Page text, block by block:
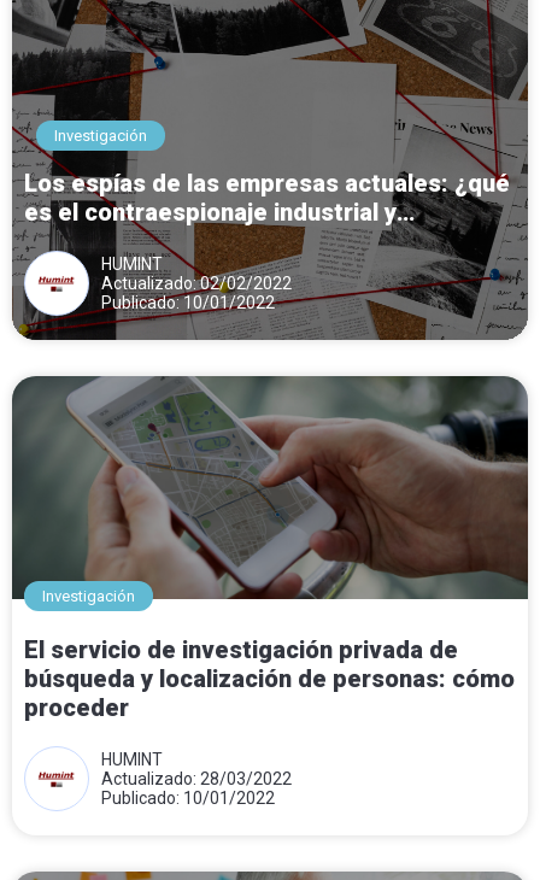
Investigación
Los espías de las empresas actuales: ¿qué
es el contraespionaje industrial y
comercial?
HUMINT
Actualizado: 02/02/2022
Publicado: 10/01/2022
Investigación
El servicio de investigación privada de
búsqueda y localización de personas: cómo
proceder
HUMINT
Actualizado: 28/03/2022
Publicado: 10/01/2022